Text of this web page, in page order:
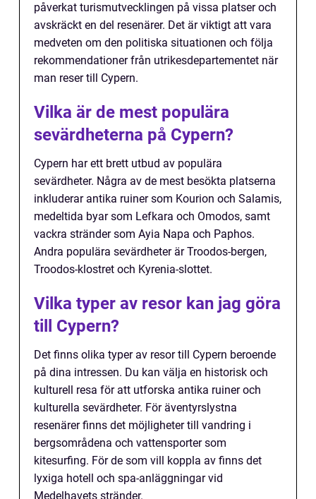
påverkat turismutvecklingen på vissa platser och
avskräckt en del resenärer. Det är viktigt att vara
medveten om den politiska situationen och följa
rekommendationer från utrikesdepartementet när
man reser till Cypern.
Vilka är de mest populära
sevärdheterna på Cypern?
Cypern har ett brett utbud av populära
sevärdheter. Några av de mest besökta platserna
inkluderar antika ruiner som Kourion och Salamis,
medeltida byar som Lefkara och Omodos, samt
vackra stränder som Ayia Napa och Paphos.
Andra populära sevärdheter är Troodos-bergen,
Troodos-klostret och Kyrenia-slottet.
Vilka typer av resor kan jag göra
till Cypern?
Det finns olika typer av resor till Cypern beroende
på dina intressen. Du kan välja en historisk och
kulturell resa för att utforska antika ruiner och
kulturella sevärdheter. För äventyrslystna
resenärer finns det möjligheter till vandring i
bergsområdena och vattensporter som
kitesurfing. För de som vill koppla av finns det
lyxiga hotell och spa-anläggningar vid
Medelhavets stränder.